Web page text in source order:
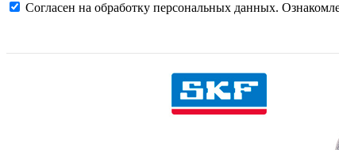
Согласен на обработку персональных данных.